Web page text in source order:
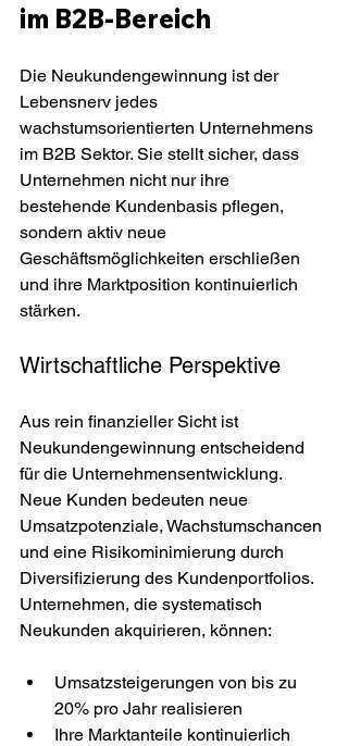
im B2B-Bereich
Die Neukundengewinnung ist der
Lebensnerv jedes
wachstumsorientierten Unternehmens
im B2B Sektor. Sie stellt sicher, dass
Unternehmen nicht nur ihre
bestehende Kundenbasis pflegen,
sondern aktiv neue
Geschäftsmöglichkeiten erschließen
und ihre Marktposition kontinuierlich
stärken.
Wirtschaftliche Perspektive
Aus rein finanzieller Sicht ist
Neukundengewinnung entscheidend
für die Unternehmensentwicklung.
Neue Kunden bedeuten neue
Umsatzpotenziale, Wachstumschancen
und eine Risikominimierung durch
Diversifizierung des Kundenportfolios.
Unternehmen, die systematisch
Neukunden akquirieren, können:
Umsatzsteigerungen von bis zu
20% pro Jahr realisieren
Ihre Marktanteile kontinuierlich